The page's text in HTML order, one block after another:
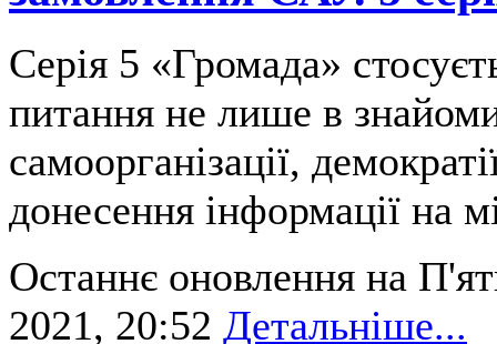
Серія 5 «Громада»
питання не лише в
самоорганізації,
донесення інформації на
Останнє оновлення на
2021, 20:52 Детальніше...